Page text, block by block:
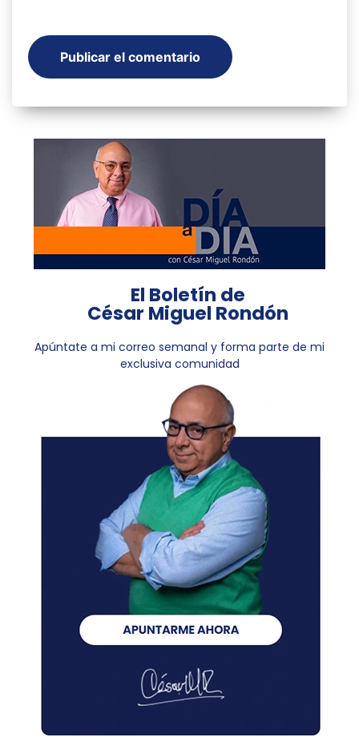
El Boletín de
César Miguel Rondón
Apúntate a mi correo semanal y forma parte de mi
exclusiva comunidad